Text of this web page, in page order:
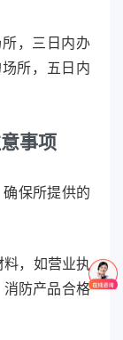
，三日内办
所，五日内
事项
保所提供的
，如营业执
消防产品合格